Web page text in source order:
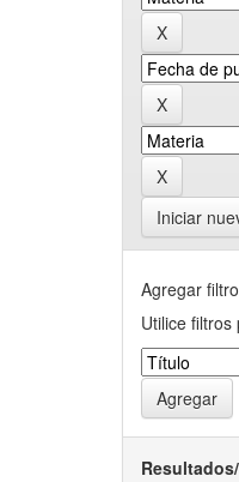
Iniciar
Agregar
Utilice